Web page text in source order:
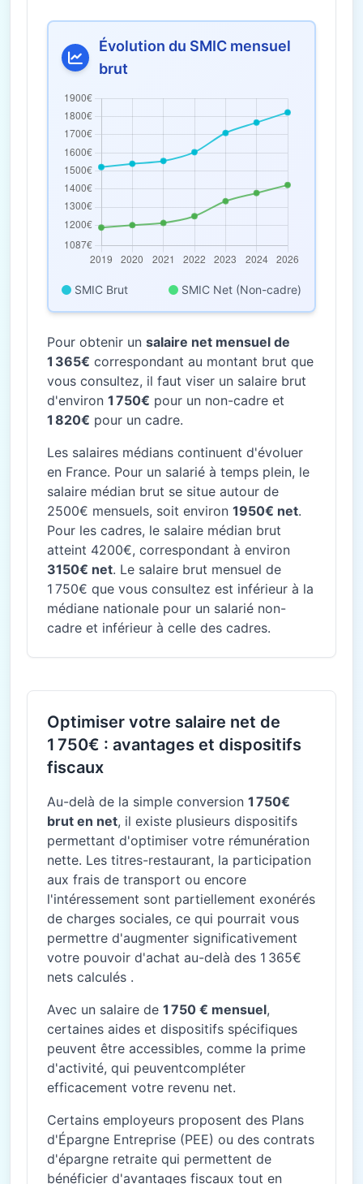
Évolution du SMIC mensuel
brut
SMIC Brut SMIC Net (Non-cadre)
Pour obtenir un salaire net mensuel de
1 365€ correspondant au montant brut que
vous consultez, il faut viser un salaire brut
d'environ 1 750€ pour un non-cadre et
1 820€ pour un cadre.
Les salaires médians continuent d'évoluer
en France. Pour un salarié à temps plein, le
salaire médian brut se situe autour de
2500€ mensuels, soit environ 1950€ net.
Pour les cadres, le salaire médian brut
atteint 4200€, correspondant à environ
3150€ net. Le salaire brut mensuel de
1 750€ que vous consultez est inférieur à la
médiane nationale pour un salarié non-
cadre et inférieur à celle des cadres.
Optimiser votre salaire net de
1 750€ : avantages et dispositifs
fiscaux
Au-delà de la simple conversion 1 750€
brut en net, il existe plusieurs dispositifs
permettant d'optimiser votre rémunération
nette. Les titres-restaurant, la participation
aux frais de transport ou encore
l'intéressement sont partiellement exonérés
de charges sociales, ce qui pourrait vous
permettre d'augmenter significativement
votre pouvoir d'achat au-delà des 1 365€
nets calculés .
Avec un salaire de 1 750 € mensuel,
certaines aides et dispositifs spécifiques
peuvent être accessibles, comme la prime
d'activité, qui peuventcompléter
efficacement votre revenu net.
Certains employeurs proposent des Plans
d'Épargne Entreprise (PEE) ou des contrats
d'épargne retraite qui permettent de
bénéficier d'avantages fiscaux tout en